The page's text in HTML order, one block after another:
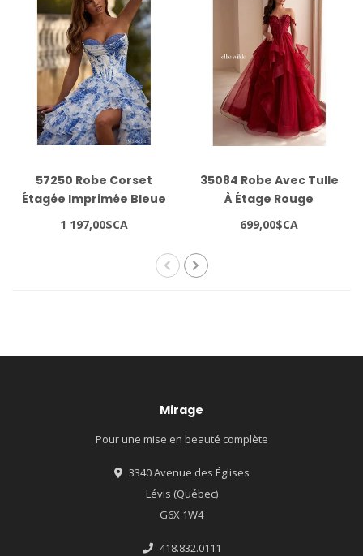
57250 Robe Corset
Étagée Imprimée Bleue
1 197,00$CA
35084 Robe Avec Tulle
À Étage Rouge
699,00$CA
Mirage
Pour une mise en beauté complète
3340 Avenue des Églises
Lévis (Québec)
G6X 1W4
418.832.0111